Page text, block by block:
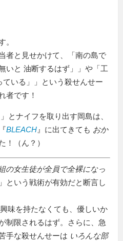
。
者と見せかけて、「南の島で
いと 油断するはず
」や「工
ている
」という殺せんせー
者です！
とナイフを取り出す岡島は、
BLEACH 』に出てきても おか
！（ん？）
の女生徒が全員で全裸になっ
」という戦術が有効だと断言し
味を持たなくても、優しいか
制限されるはず。さらに、急
手な殺せんせーは いろんな部